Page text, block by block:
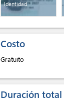
Identidad
Costo
Gratuito
Duración total